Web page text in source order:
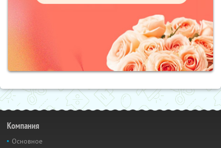
Компания
Основное